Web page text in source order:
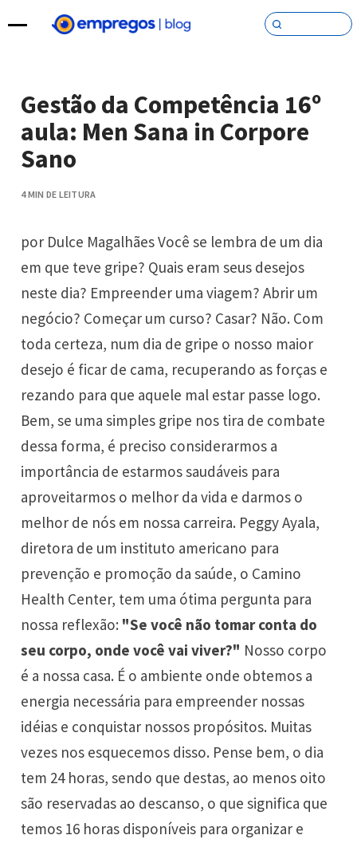
Pular para o conteúdo
Gestão da Competência 16º
aula: Men Sana in Corpore
Sano
4 MIN DE LEITURA
por Dulce Magalhães Você se lembra de um dia
em que teve gripe? Quais eram seus desejos
neste dia? Empreender uma viagem? Abrir um
negócio? Começar um curso? Casar? Não. Com
toda certeza, num dia de gripe o nosso maior
desejo é ficar de cama, recuperando as forças e
rezando para que aquele mal estar passe logo.
Bem, se uma simples gripe nos tira de combate
dessa forma, é preciso considerarmos a
importância de estarmos saudáveis para
aproveitarmos o melhor da vida e darmos o
melhor de nós em nossa carreira. Peggy Ayala,
diretora de um instituto americano para
prevenção e promoção da saúde, o Camino
Health Center, tem uma ótima pergunta para
nossa reflexão: "Se você não tomar conta do
seu corpo, onde você vai viver?" Nosso corpo
é a nossa casa. É o ambiente onde obtemos a
energia necessária para empreender nossas
idéias e conquistar nossos propósitos. Muitas
vezes nos esquecemos disso. Pense bem, o dia
tem 24 horas, sendo que destas, ao menos oito
são reservadas ao descanso, o que significa que
temos 16 horas disponíveis para organizar e